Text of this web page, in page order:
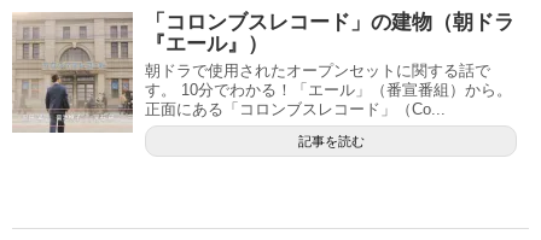
「コロンブスレコード」の建物（朝ドラ
『エール』）
朝ドラで使用されたオープンセットに関する話で
す。 10分でわかる！「エール」（番宣番組）から。
正面にある「コロンブスレコード」（Co...
記事を読む